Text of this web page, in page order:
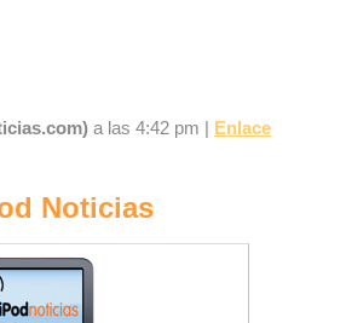
a las 4:42 pm | Enlace
Noticias